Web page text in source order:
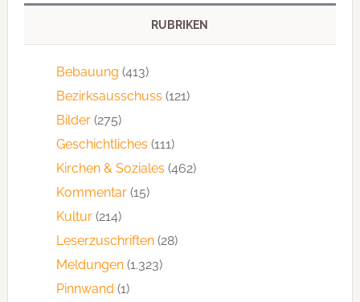
RUBRIKEN
Bebauung (413)
Bezirksausschuss (121)
Bilder(275)
Geschichtliches (111)
Kirchen & Soziales (462)
Kommentar(15)
Kultur(214)
Leserzuschriften(28)
Meldungen(1.323)
Pinnwand (1)